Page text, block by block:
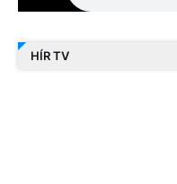
HÍR TV